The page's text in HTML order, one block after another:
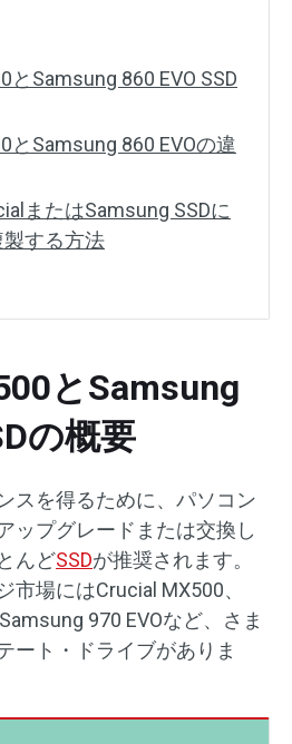
とSamsung 860 EVO SSD
とSamsung 860 EVOの違
またはSamsung SSDに
する方法
とSamsung
の概要
スを得るために、パソコン
ップグレードまたは交換し
んどSSDが推奨されます。
市場にはCrucial MX500、
970 EVOなど、さま
ート・ドライブがありま